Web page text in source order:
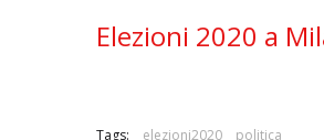
Elezioni 2020 a
Tags: elezioni2020 politica